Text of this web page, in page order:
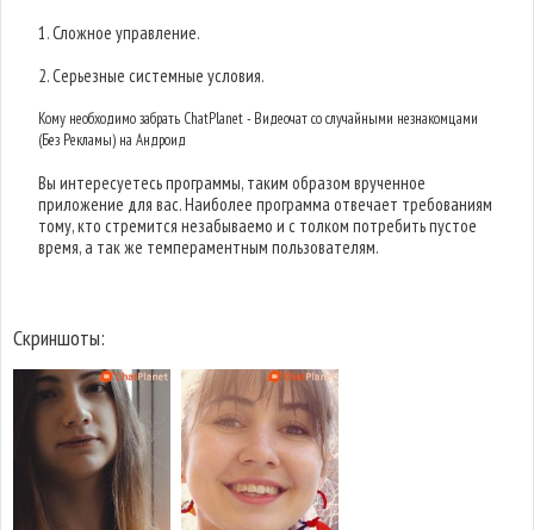
1. Сложное управление.
2. Серьезные системные условия.
Кому необходимо забрать ChatPlanet - Видеочат со случайными незнакомцами
(Без Рекламы) на Андроид
Вы интересуетесь программы, таким образом врученное
приложение для вас. Наиболее программа отвечает требованиям
тому, кто стремится незабываемо и с толком потребить пустое
время, а так же темпераментным пользователям.
Скриншоты: